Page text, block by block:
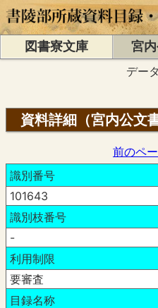
図書寮文庫 宮
デー
資料詳細（宮内公文書
前のペ
識別番号
101643
識別枝番号
-
利用制限
要審査
目録名称